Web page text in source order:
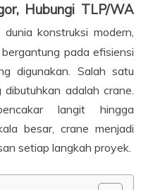
Hubungi TLP/WA
dunia konstruksi modern,
pada efisiensi
digunakan. Salah satu
adalah crane.
langit hingga
besar, crane menjadi
setiap langkah proyek.